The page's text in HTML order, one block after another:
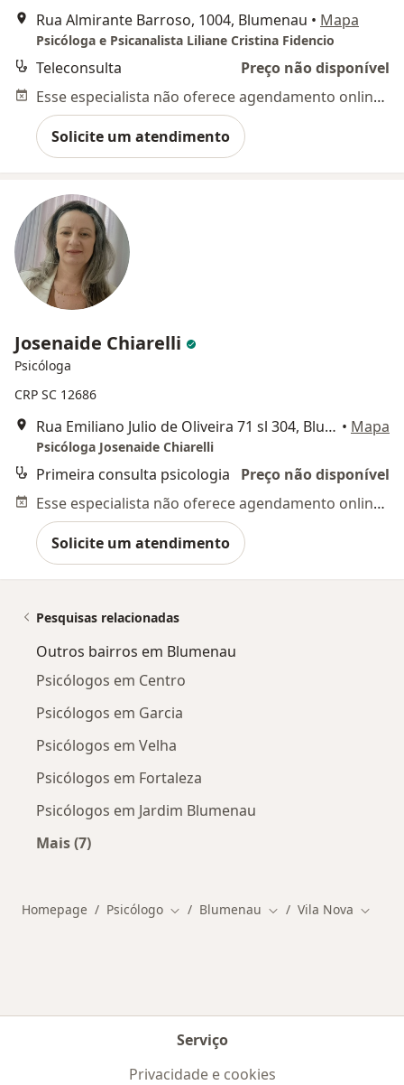
Rua Almirante Barroso, 1004, Blumenau • Mapa
Psicóloga e Psicanalista Liliane Cristina Fidencio
Teleconsulta
Preço não disponível
Esse especialista não oferece agendamento online para esse endereço.
Solicite um atendimento
Josenaide Chiarelli
Psicóloga
CRP SC 12686
Rua Emiliano Julio de Oliveira 71 sl 304, Blumenau • Mapa
Psicóloga Josenaide Chiarelli
Primeira consulta psicologia
Preço não disponível
Esse especialista não oferece agendamento online para esse endereço.
Solicite um atendimento
Pesquisas relacionadas
Outros bairros em Blumenau
Psicólogos em Centro
Psicólogos em Garcia
Psicólogos em Velha
Psicólogos em Fortaleza
Psicólogos em Jardim Blumenau
Mais (7)
Homepage Psicólogo Mudar de cidade
Blumenau Mudar de cidade
Vila Nova Mudar
Serviço
Privacidade e cookies